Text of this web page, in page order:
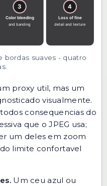
bordas suaves - quatro
proxy util, mas um
visualmente.
consequencias do
que o JPEG usa;
um deles em zoom
limite confortavel
Um ceu azul ou